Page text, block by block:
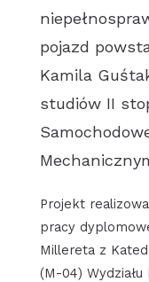
pojazd
Kamila
studiów II
Projekt
pracy
Millereta z
(M-04)